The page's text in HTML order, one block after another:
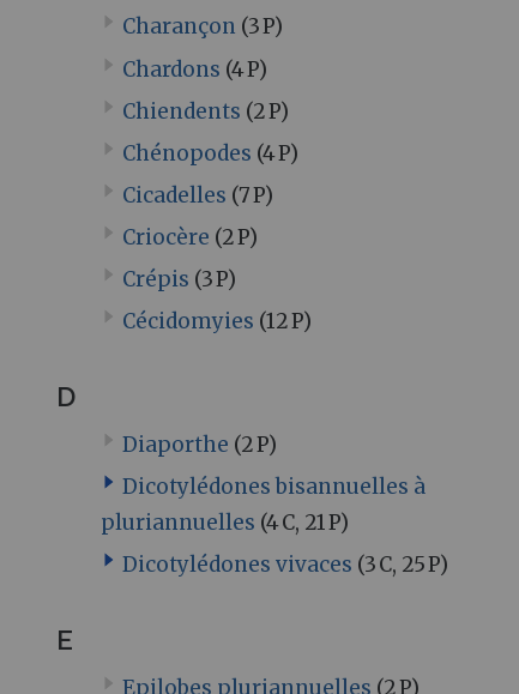
Charançon (3 P)
Chardons (4 P)
Chiendents (2 P)
Chénopodes (4 P)
Cicadelles (7 P)
Criocère (2 P)
Crépis (3 P)
Cécidomyies (12 P)
D
Diaporthe (2 P)
Dicotylédones bisannuelles à
pluriannuelles (4 C, 21 P)
Dicotylédones vivaces (3 C, 25 P)
E
Epilobes pluriannuelles (2 P)